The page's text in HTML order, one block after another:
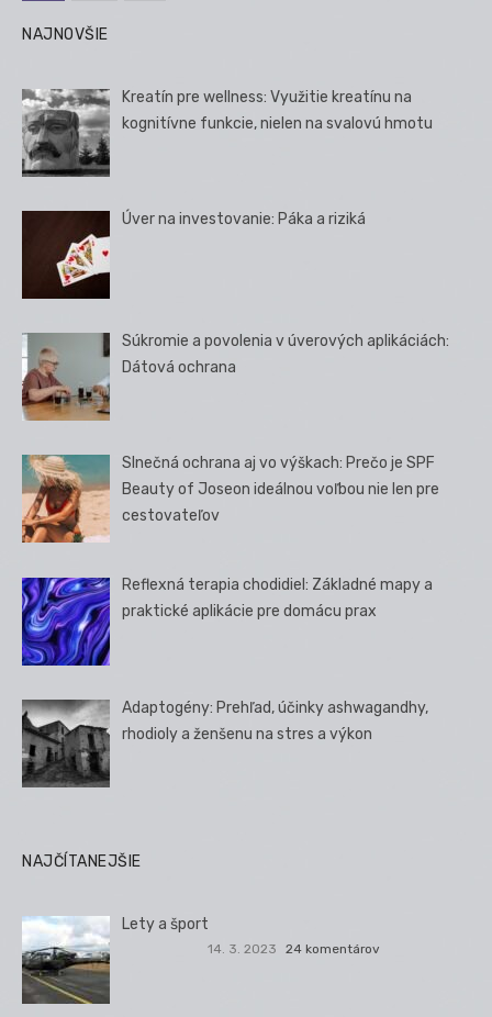
príspevkov
NAJNOVŠIE
Kreatín pre wellness: Využitie kreatínu na
kognitívne funkcie, nielen na svalovú hmotu
Úver na investovanie: Páka a riziká
Súkromie a povolenia v úverových aplikáciách:
Dátová ochrana
Slnečná ochrana aj vo výškach: Prečo je SPF
Beauty of Joseon ideálnou voľbou nie len pre
cestovateľov
Reflexná terapia chodidiel: Základné mapy a
praktické aplikácie pre domácu prax
Adaptogény: Prehľad, účinky ashwagandhy,
rhodioly a ženšenu na stres a výkon
NAJČÍTANEJŠIE
Lety a šport
14. 3. 2023 24 komentárov